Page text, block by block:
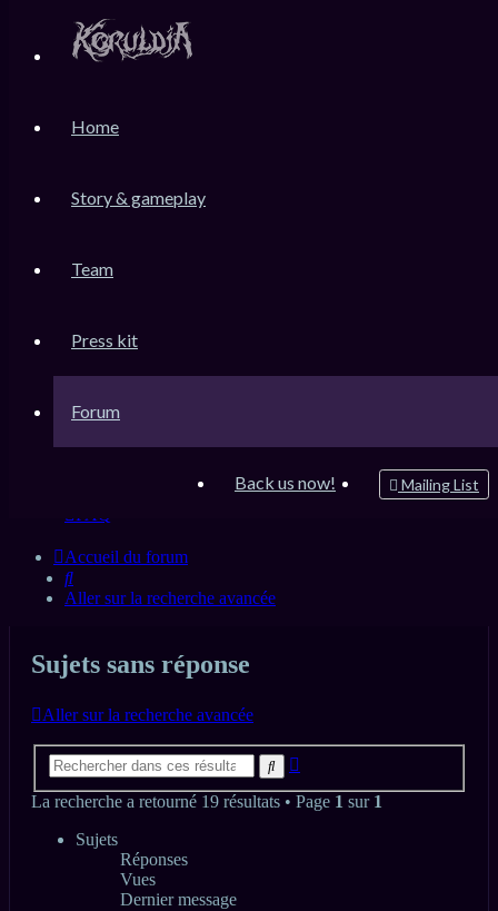
Home
Story & gameplay
Team
Press kit
Forum
Mailing List
Back us now!
Messages non lus
Sujets actifs
Rechercher
FAQ
Accueil du forum
Rechercher
Aller sur la recherche avancée
Sujets sans réponse
Aller sur la recherche avancée
Rechercher
La recherche a retourné 19 résultats • Page 1 sur 1
Sujets
Réponses
Vues
Dernier message